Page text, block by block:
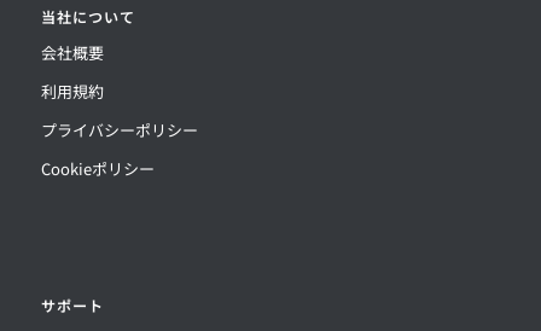
当社について
会社概要
利用規約
プライバシーポリシー
Cookieポリシー
サポート